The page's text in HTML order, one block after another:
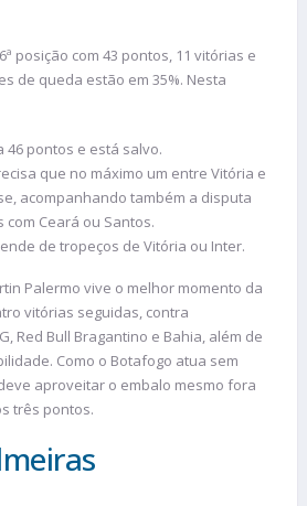
posição com 43 pontos, 11 vitórias e
de queda estão em 35%. Nesta
46 pontos e está salvo.
que no máximo um entre Vitória e
acompanhando também a disputa
com Ceará ou Santos.
de tropeços de Vitória ou Inter.
Palermo vive o melhor momento da
vitórias seguidas, contra
Red Bull Bragantino e Bahia, além de
Como o Botafogo atua sem
aproveitar o embalo mesmo fora
três pontos.